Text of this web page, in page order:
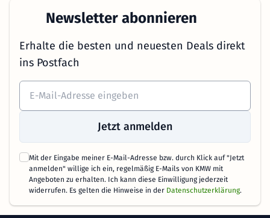
Newsletter abonnieren
Erhalte die besten und neuesten Deals direkt
ins Postfach
Jetzt anmelden
Mit der Eingabe meiner E-Mail-Adresse bzw. durch Klick auf "Jetzt
anmelden" willige ich ein, regelmäßig E-Mails von KMW mit
Angeboten zu erhalten. Ich kann diese Einwilligung jederzeit
widerrufen. Es gelten die Hinweise in der Datenschutzerklärung.